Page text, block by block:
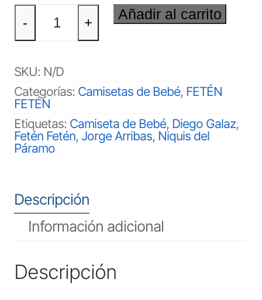
FETÉN
FETÉN
cantidad
- +
Añadir al carrito
SKU: N/D
Categorías: Camisetas de Bebé, FETÉN
FETÉN
Etiquetas: Camiseta de Bebé, Diego Galaz,
Fetén Fetén, Jorge Arribas, Niquis del
Páramo
Descripción
Información adicional
Descripción